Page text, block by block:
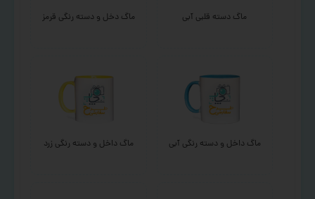
ماگ دسته قلبی آبی ماگ دخل و دسته رنگی قرمز
ماگ داخل و دسته رنگی آبی ماگ داخل و دسته رنگی زرد